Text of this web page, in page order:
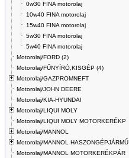
0w30 FINA motorolaj
10w40 FINA motorolaj
15w40 FINA motorolaj
5w30 FINA motorolaj
5w40 FINA motorolaj
Motorolaj/FORD (2)
Motorolaj/FŰNYÍRÓ,KISGÉP (4)
Motorolaj/GAZPROMNEFT
Motorolaj/JOHN DEERE
Motorolaj/KIA-HYUNDAI
Motorolaj/LIQUI MOLY
Motorolaj/LIQUI MOLY MOTORKERÉKP
Motorolaj/MANNOL
Motorolaj/MANNOL HASZONGÉPJÁRMŰ
Motorolaj/MANNOL MOTORKERÉKPÁR